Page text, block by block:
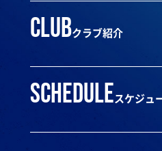
clubクラブ紹介
scheduleスケジュ